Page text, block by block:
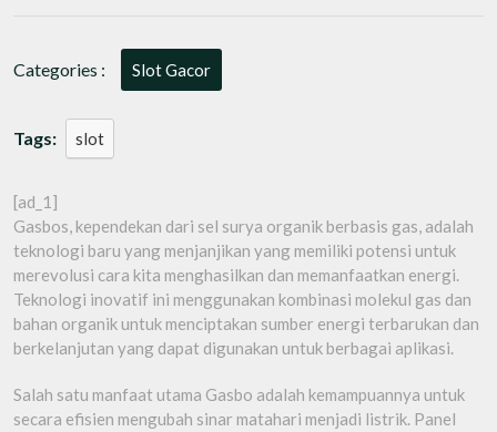
Categories : Slot Gacor
Tags: slot
[ad_1]
Gasbos, kependekan dari sel surya organik berbasis gas, adalah
teknologi baru yang menjanjikan yang memiliki potensi untuk
merevolusi cara kita menghasilkan dan memanfaatkan energi.
Teknologi inovatif ini menggunakan kombinasi molekul gas dan
bahan organik untuk menciptakan sumber energi terbarukan dan
berkelanjutan yang dapat digunakan untuk berbagai aplikasi.
Salah satu manfaat utama Gasbo adalah kemampuannya untuk
secara efisien mengubah sinar matahari menjadi listrik. Panel